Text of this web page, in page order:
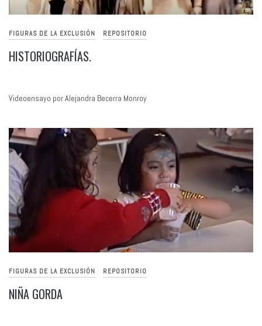
FIGURAS DE LA EXCLUSIÓN REPOSITORIO
HISTORIOGRAFÍAS.
Videoensayo por Alejandra Becerra Monroy
FIGURAS DE LA EXCLUSIÓN REPOSITORIO
NIÑA GORDA